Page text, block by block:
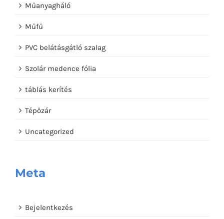
Műanyagháló
Műfű
PVC belátásgátló szalag
Szolár medence fólia
táblás kerítés
Tépőzár
Uncategorized
Meta
Bejelentkezés